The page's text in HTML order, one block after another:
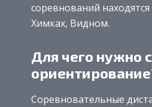
соревнований
Химках, Видном.
Для чего нужно
Соревновательные